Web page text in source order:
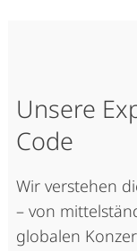
Unsere
Code
Wir verstehen
– von
globalen